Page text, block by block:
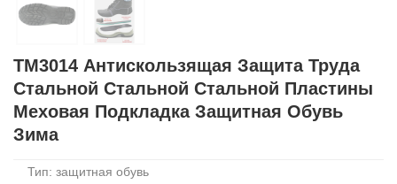
TM3014 Антискользящая Защита Труда
Стальной Стальной Стальной Пластины
Меховая Подкладка Защитная Обувь
Зима
Тип: защитная обувь